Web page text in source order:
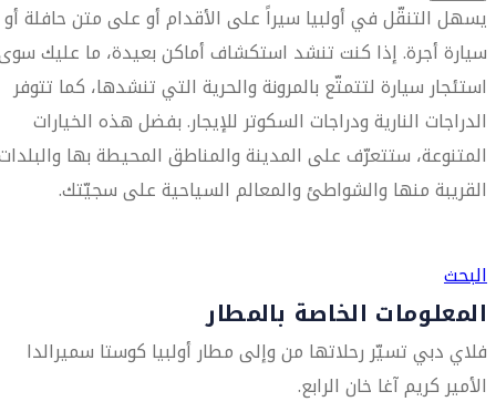
يسهل التنقّل في أولبيا سيراً على الأقدام أو على متن حافلة أو
سيارة أجرة. إذا كنت تنشد استكشاف أماكن بعيدة، ما عليك
استئجار سيارة لتتمتّع بالمرونة والحرية التي تنشدها، كما تتوفر
الدراجات النارية ودراجات السكوتر للإيجار. بفضل هذه الخيارات
المتنوعة، ستتعرّف على المدينة والمناطق المحيطة بها
القريبة منها والشواطئ والمعالم السياحية على سجيّتك.
البحث
المعلومات الخاصة بالمطار
فلاي دبي تسيّر رحلاتها من وإلى مطار أولبيا كوستا سميرالدا
الأمير كريم آغا خان الرابع.